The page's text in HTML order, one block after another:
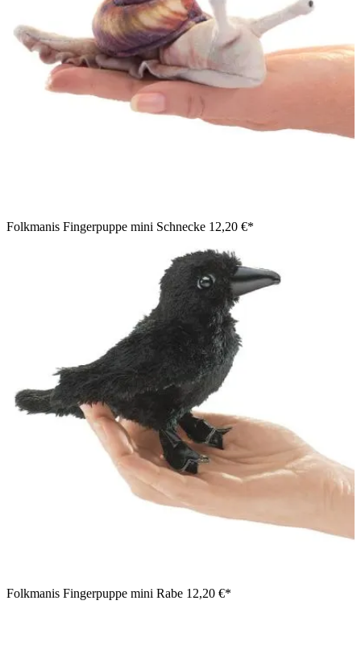
Folkmanis Fingerpuppe mini Schnecke 12,20 €*
Folkmanis Fingerpuppe mini Rabe 12,20 €*